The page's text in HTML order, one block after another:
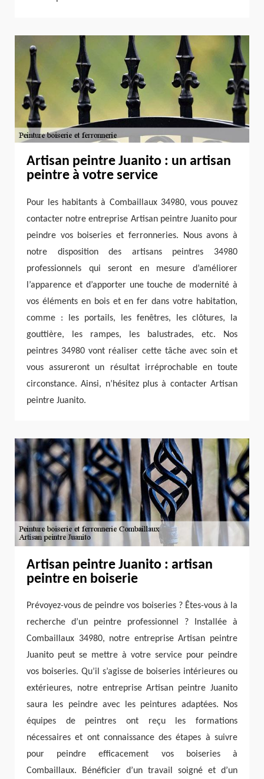
Artisan peintre Juanito : un artisan
peintre à votre service
Pour les habitants à Combaillaux 34980, vous pouvez
contacter notre entreprise Artisan peintre Juanito pour
peindre vos boiseries et ferronneries. Nous avons à
notre disposition des artisans peintres 34980
professionnels qui seront en mesure d’améliorer
l’apparence et d’apporter une touche de modernité à
vos éléments en bois et en fer dans votre habitation,
comme : les portails, les fenêtres, les clôtures, la
gouttière, les rampes, les balustrades, etc. Nos
peintres 34980 vont réaliser cette tâche avec soin et
vous assureront un résultat irréprochable en toute
circonstance. Ainsi, n’hésitez plus à contacter Artisan
peintre Juanito.
Artisan peintre Juanito : artisan
peintre en boiserie
Prévoyez-vous de peindre vos boiseries ? Êtes-vous à la
recherche d’un peintre professionnel ? Installée à
Combaillaux 34980, notre entreprise Artisan peintre
Juanito peut se mettre à votre service pour peindre
vos boiseries. Qu’il s’agisse de boiseries intérieures ou
extérieures, notre entreprise Artisan peintre Juanito
saura les peindre avec les peintures adaptées. Nos
équipes de peintres ont reçu les formations
nécessaires et ont connaissance des étapes à suivre
pour peindre efficacement vos boiseries à
Combaillaux. Bénéficier d’un travail soigné et d’un